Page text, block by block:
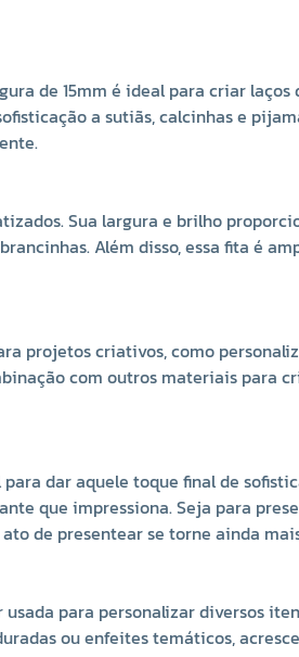
Decoração de Ambientes
15mm pode ser usada para
como cortinas, almofadas, lençóis
pode ser aplicada em detalhes
ambiente.
oferece uma série de vantagens
ideal para quem busca
disso, o material é fácil de costurar,
proporcionando um acabamento
Esse tipo de fita também é menos
A Fita de Cetim 15mm 100%
de 15mm é ideal para criar laços
a sutiãs, calcinhas e
Sua largura e brilho
Além disso, essa fita é
projetos criativos, como
com outros materiais para
dar aquele toque final de
que impressiona. Seja para
de presentear se torne ainda
para personalizar diversos
ou enfeites temáticos,